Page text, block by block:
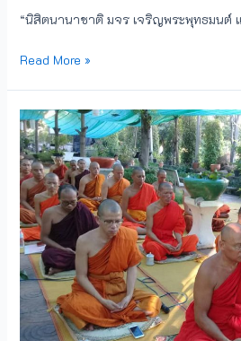
“นิสิตนานาชาติ มจร เจริญพระพุทธมนต์
Read More »